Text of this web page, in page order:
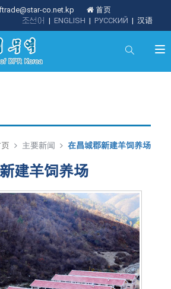
co.net.kp
首页
| 汉语
| РУССКИЙ
| ENGLISH
조선어
主要新闻 在昌城郡新建羊饲养场
建羊饲养场